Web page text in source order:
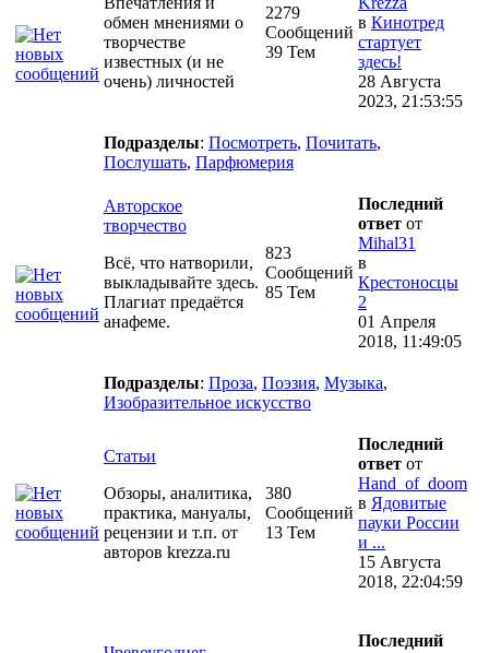
обмен мнениями о
творчестве
известных (и не
очень) личностей
2279
Сообщений
39 Тем
в Кинотред
стартует
здесь!
28 Августа
2023, 21:53:55
Подразделы: Посмотреть, Почитать,
Послушать, Парфюмерия
Авторское
творчество
Всё, что натворили,
выкладывайте здесь.
Плагиат предаётся
анафеме.
823
Сообщений
85 Тем
Последний
ответ от
Mihal31
в
Крестоносцы
2
01 Апреля
2018, 11:49:05
Подразделы: Проза, Поэзия, Музыка,
Изобразительное искусство
Статьи
Обзоры, аналитика,
практика, мануалы,
рецензии и т.п. от
авторов krezza.ru
380
Сообщений
13 Тем
Последний
ответ от
Hand_of_doom
в Ядовитые
пауки России
и ...
15 Августа
2018, 22:04:59
Последний